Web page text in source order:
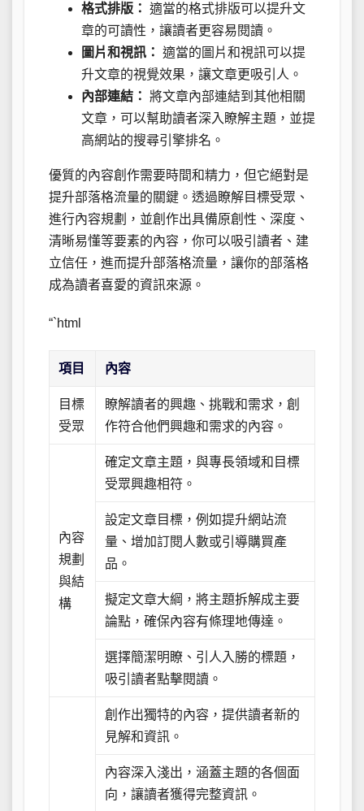
格式排版： 適當的格式排版可以提升文
章的可讀性，讓讀者更容易閱讀。
圖片和視訊： 適當的圖片和視訊可以提
升文章的視覺效果，讓文章更吸引人。
內部連結： 將文章內部連結到其他相關
文章，可以幫助讀者深入瞭解主題，並提
高網站的搜尋引擎排名。
優質的內容創作需要時間和精力，但它絕對是
提升部落格流量的關鍵。透過瞭解目標受眾、
進行內容規劃，並創作出具備原創性、深度、
清晰易懂等要素的內容，你可以吸引讀者、建
立信任，進而提升部落格流量，讓你的部落格
成為讀者喜愛的資訊來源。
“`html
項目 內容
目標
受眾
瞭解讀者的興趣、挑戰和需求，創
作符合他們興趣和需求的內容。
內容
規劃
與結
構
確定文章主題，與專長領域和目標
受眾興趣相符。
設定文章目標，例如提升網站流
量、增加訂閱人數或引導購買產
品。
擬定文章大綱，將主題拆解成主要
論點，確保內容有條理地傳達。
選擇簡潔明瞭、引人入勝的標題，
吸引讀者點擊閱讀。
創作出獨特的內容，提供讀者新的
見解和資訊。
內容深入淺出，涵蓋主題的各個面
向，讓讀者獲得完整資訊。